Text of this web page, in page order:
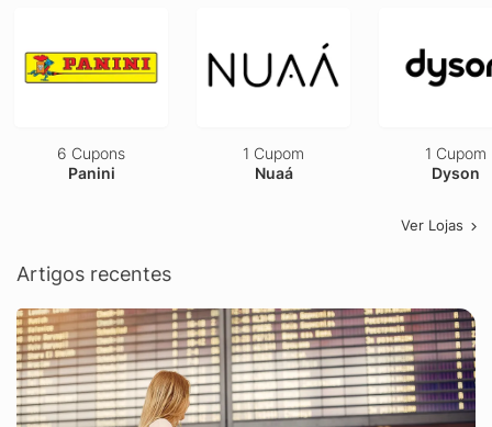
6 Cupons
Panini
1 Cupom
Nuaá
1 Cupom
Dyson
Ver Lojas
Artigos recentes